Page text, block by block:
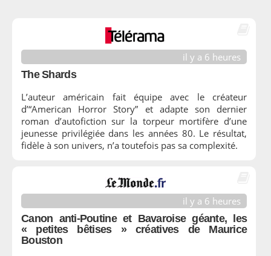
il y a 6 heures
The Shards
L’auteur américain fait équipe avec le créateur
d’“American Horror Story” et adapte son dernier
roman d’autofiction sur la torpeur mortifère d’une
jeunesse privilégiée dans les années 80. Le résultat,
fidèle à son univers, n’a toutefois pas sa complexité.
il y a 6 heures
Canon anti-Poutine et Bavaroise géante, les
« petites bêtises » créatives de Maurice
Bouston